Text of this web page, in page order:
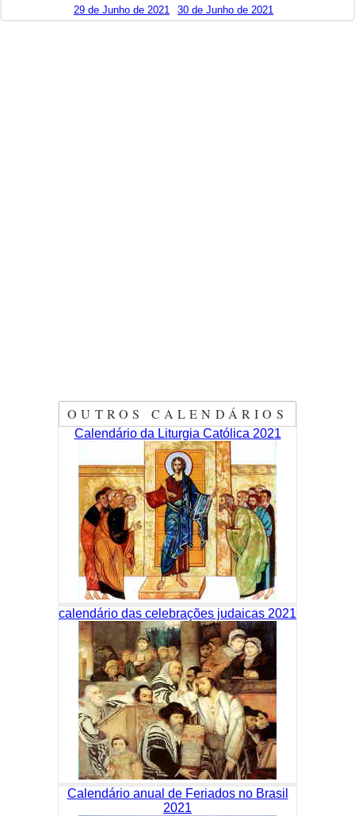
29 de Junho de 2021
30 de Junho de 2021
OUTROS CALENDÁRIOS
Calendário da Liturgia Católica 2021
calendário das celebrações judaicas 2021
Calendário anual de Feriados no Brasil
2021